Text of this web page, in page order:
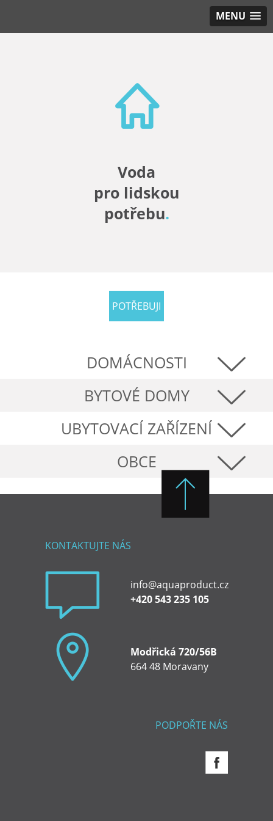
MENU
Voda
pro lidskou
potřebu.
POTŘEBUJI
DOMÁCNOSTI
BYTOVÉ DOMY
UBYTOVACÍ ZAŘÍZENÍ
OBCE
KONTAKTUJTE NÁS
info@aquaproduct.cz
+420 543 235 105
Modřická 720/56B
664 48 Moravany
PODPOŘTE NÁS